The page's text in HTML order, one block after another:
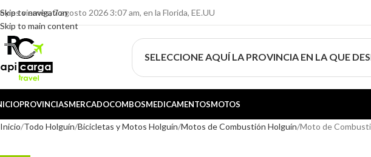
Skip to navigation
Skip to main content
es viernes, 7 agosto 2026 3:07 am, en la Florida, EE.UU
SELECCIONE AQUÍ LA PROVINCIA EN LA QUE
PROVINCIASMERCADOCOMBOSMEDICAMENTOSMOTOS
Inicio Todo Holguín Bicicletas y Motos Holguín Motos de Combustión Holguín Moto de